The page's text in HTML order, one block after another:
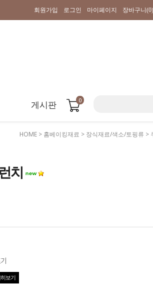
회원가입 로그인 마이페이지 장바구니(0)
게시판 0
HOME > 홈베이킹재료 > 장식재료/색소/토핑류 >
치
보기